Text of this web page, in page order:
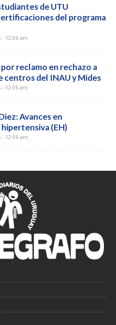
de UTU
del programa
- 12:06 am
reclamo en rechazo a
centros del INAU y Mides
- 12:06 am
Avances en
(EH)
- 12:06 am